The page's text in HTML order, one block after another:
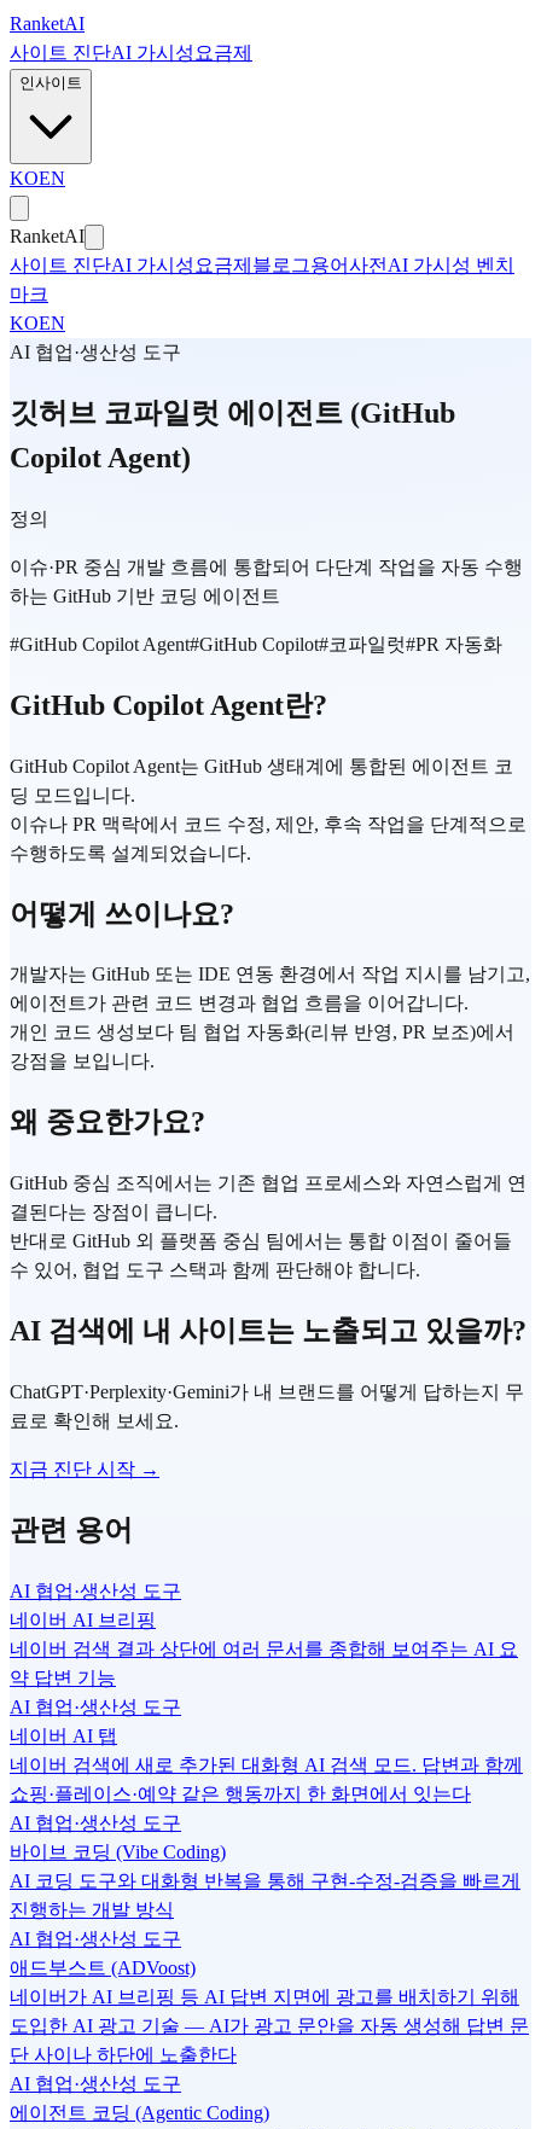
본문으로 건너뛰기
RanketAI
사이트 진단AI 가시성 요금제
인사이트
KOEN
RanketAI
사이트 진단AI 가시성 요금제 블로그용어사전 AI 가시성 벤치
마크
KOEN
AI 협업·생산성 도구
깃허브 코파일럿 에이전트 (GitHub
Copilot Agent)
정의
이슈·PR 중심 개발 흐름에 통합되어 다단계 작업을 자동 수행
하는 GitHub 기반 코딩 에이전트
#GitHub Copilot Agent#GitHub Copilot#코파일럿#PR 자동화
GitHub Copilot Agent란?
GitHub Copilot Agent는 GitHub 생태계에 통합된 에이전트 코
딩 모드입니다.
이슈나 PR 맥락에서 코드 수정, 제안, 후속 작업을 단계적으로
수행하도록 설계되었습니다.
어떻게 쓰이나요?
개발자는 GitHub 또는 IDE 연동 환경에서 작업 지시를 남기고,
에이전트가 관련 코드 변경과 협업 흐름을 이어갑니다.
개인 코드 생성보다 팀 협업 자동화(리뷰 반영, PR 보조)에서
강점을 보입니다.
왜 중요한가요?
GitHub 중심 조직에서는 기존 협업 프로세스와 자연스럽게 연
결된다는 장점이 큽니다.
반대로 GitHub 외 플랫폼 중심 팀에서는 통합 이점이 줄어들
수 있어, 협업 도구 스택과 함께 판단해야 합니다.
AI 검색에 내 사이트는 노출되고 있을까?
ChatGPT·Perplexity·Gemini가 내 브랜드를 어떻게 답하는지 무
료로 확인해 보세요.
지금 진단 시작 →
관련 용어
AI 협업·생산성 도구
네이버 AI 브리핑
네이버 검색 결과 상단에 여러 문서를 종합해 보여주는 AI 요
약 답변 기능
AI 협업·생산성 도구
네이버 AI 탭
네이버 검색에 새로 추가된 대화형 AI 검색 모드. 답변과 함께
쇼핑·플레이스·예약 같은 행동까지 한 화면에서 잇는다
AI 협업·생산성 도구
바이브 코딩 (Vibe Coding)
AI 코딩 도구와 대화형 반복을 통해 구현-수정-검증을 빠르게
진행하는 개발 방식
AI 협업·생산성 도구
애드부스트 (ADVoost)
네이버가 AI 브리핑 등 AI 답변 지면에 광고를 배치하기 위해
도입한 AI 광고 기술 — AI가 광고 문안을 자동 생성해 답변 문
단 사이나 하단에 노출한다
AI 협업·생산성 도구
에이전트 코딩 (Agentic Coding)